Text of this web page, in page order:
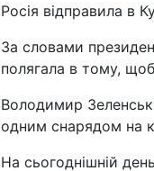
Росія відправила в
За словами
полягала в тому, щоб
Володимир
одним снарядом на
На сьогоднішній